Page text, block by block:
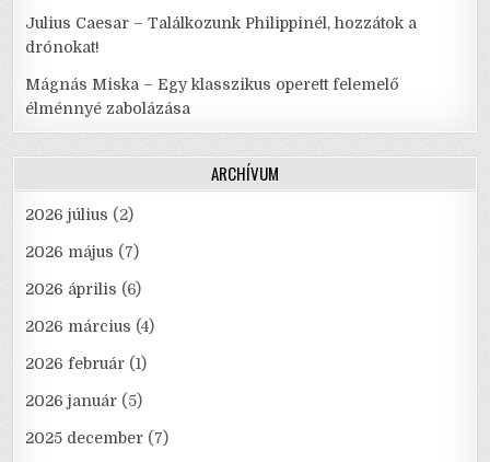
Julius Caesar – Találkozunk Philippinél, hozzátok a
drónokat!
Mágnás Miska – Egy klasszikus operett felemelő
élménnyé zabolázása
ARCHÍVUM
2026 július (2)
2026 május (7)
2026 április (6)
2026 március (4)
2026 február (1)
2026 január (5)
2025 december (7)